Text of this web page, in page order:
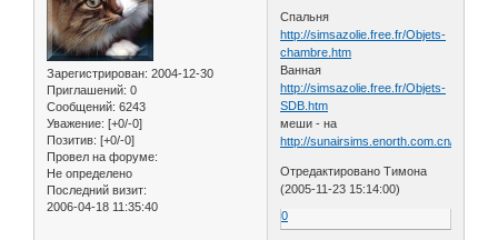
Зарегистрирован: 2004-12-30
Приглашений: 0
Сообщений: 6243
Уважение: [+0/-0]
Позитив: [+0/-0]
Провел на форуме:
Не определено
Последний визит:
2006-04-18 11:35:40
Спальня
http://simsazolie.free.fr/Objets-
chambre.htm
Ванная
http://simsazolie.free.fr/Objets-
SDB.htm
меши - на
http://sunairsims.enorth.com.cn/
Отредактировано Тимона
(2005-11-23 15:14:00)
0